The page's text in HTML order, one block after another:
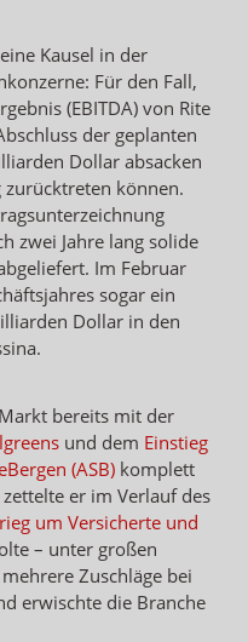
Kausel in der
Für den Fall,
(EBITDA) von Rite
der geplanten
Dollar absacken
können.
zwei Jahre lang solide
Im Februar
sogar ein
Dollar in den
bereits mit der
und dem Einstieg
(ASB) komplett
er im Verlauf des
um Versicherte und
– unter großen
Zuschläge bei
erwischte die Branche